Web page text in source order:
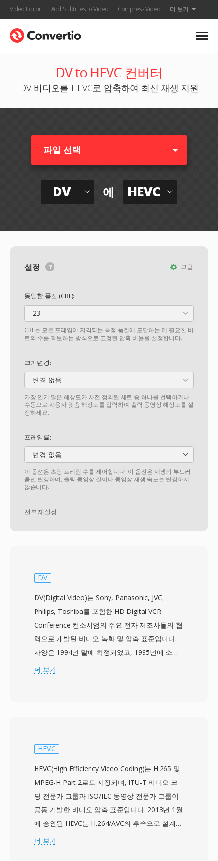
Video Editor Add Subtitles to Video Compress Video 더 보기
DV to HEVC 컨버터
DV 비디오를 HEVC로 압축하여 최신 재생 지원
파일 선택
DV 에 HEVC
고급
설정
동일한 품질 (CRF):
23
CRF는 모든 프레임이 지각되는 특정 품질에 도달하는 데 필요한 비
트의 수를 확보하는 방식으로 고정된 압축 비율을 설정합니다.
크기변경:
변경 없음
가장 인기 많은 해상도가 사전 정의된 세트 중 하나를 선택하거나
수동으로 사용자 맞춤 해상도를 입력하여 출력 동영상 해상도를 설
정하세요.
프레임률:
변경 없음
이 옵션은 초당 프레임 수를 제어합니다. 이 옵션은 재생의 부드러
움만 변경하며, 출력 동영상 길이나 동영상 재생 속도는 변경하지
않습니다.
전부 재설정
DV
DV(Digital Video)는 Sony, Panasonic, JVC,
Philips, Toshiba를 포함한 HD Digital VCR
Conference 컨소시엄의 주요 전자 제조사들의 협
력으로 개발된 비디오 녹화 및 압축 표준입니다.
사양은 1994년 말에 확정되었고, 1995년에 소비
자 제품이 출시되기 시작하여, 소비자용 및 프로슈
다. 이 접근 방식은 모든 프레임이 완전한 이미지
발견되는 복잡한 디코딩 종속성 없이 어떤 프레임
이든 깔끔한 컷 포인트로 사용할 수 있어 DV 영상
편집이 특히 용이합니다. 이 형식은 4:1:1 또는
4:2:0 크로마 서브샘플링으로 720x480(NTSC) 또
는 720x576(PAL) 해상도의 비디오를 기록합니다.
Panasonic이 개발한 DVCPRO와 Sony의 DVCAM
더 보기
HEVC
HEVC(High Efficiency Video Coding)는 H.265 및
MPEG-H Part 2로도 지정되며, ITU-T 비디오 코
딩 전문가 그룹과 ISO/IEC 동영상 전문가 그룹이
공동 개발한 비디오 압축 표준입니다. 2013년 1월
에 승인된 HEVC는 H.264/AVC의 후속으로 설계되
었으며, 대략 절반의 비트레이트에서 동등한 시각
더 보기